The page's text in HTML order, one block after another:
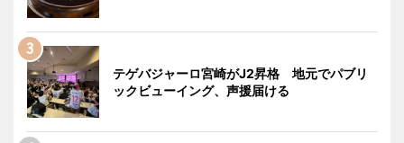
テゲバジャーロ宮崎がJ2昇格 地元でパブリ
ックビューイング、声援届ける